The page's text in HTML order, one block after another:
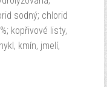
sodný; chlorid
kopřivové listy,
kmín, jmelí,